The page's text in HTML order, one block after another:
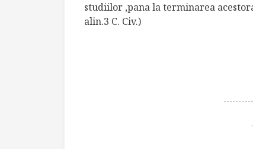
studiilor ,pana la terminarea
alin.3 C. Civ.)